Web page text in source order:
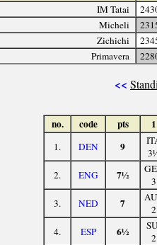
IM Tatai
Micheli
Zichichi
Primavera
<<
no. code pts 1
1. DEN 9
2.
ENG 7½
3
3.
NED 7
2
4.
ESP 6½
2